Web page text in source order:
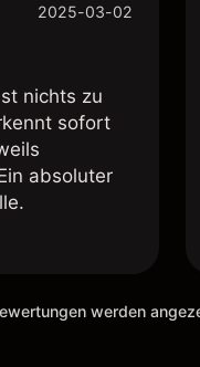
2025-03-02
nichts zu
sofort
absoluter
werden